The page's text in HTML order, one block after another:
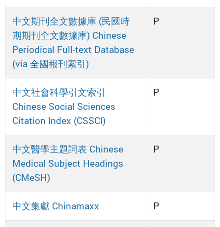
中文期刊全文數據庫 (民國時
期期刊全文數據庫) Chinese
Periodical Full-text Database
(via 全國報刊索引)
P
中文社會科學引文索引
Chinese Social Sciences
Citation Index (CSSCI)
P
中文醫學主題詞表 Chinese
Medical Subject Headings
(CMeSH)
P
中文集獻 Chinamaxx P